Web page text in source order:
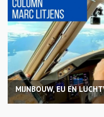
MIJNBOUW, EU EN